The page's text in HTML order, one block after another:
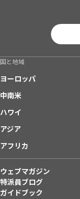
国と地域
ヨーロッパ
中南米
ハワイ
アジア
アフリカ
ウェブマガジン
特派員ブログ
ガイドブック